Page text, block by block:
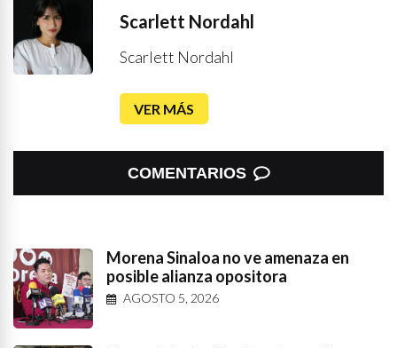
Scarlett Nordahl
Scarlett Nordahl
VER MÁS
COMENTARIOS
Morena Sinaloa no ve amenaza en
posible alianza opositora
AGOSTO 5, 2026